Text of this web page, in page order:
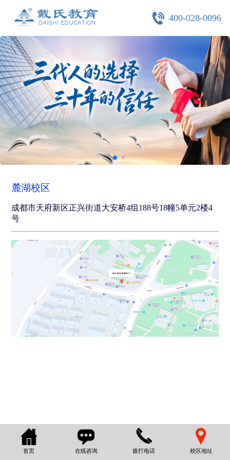
400-028-0096
麓湖校区
成都市天府新区正兴街道大安桥4组188号18幢5单元2楼4
号
首页 在线咨询 拨打电话 校区地址